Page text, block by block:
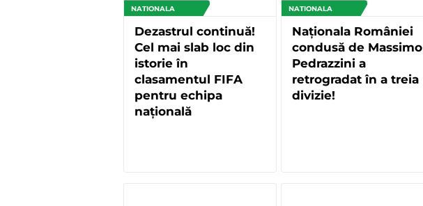
NATIONALA
Dezastrul continuă!
Cel mai slab loc din
istorie în
clasamentul FIFA
pentru echipa
națională
NATIONALA
Naționala României
condusă de Massimo
Pedrazzini a
retrogradat în a treia
divizie!